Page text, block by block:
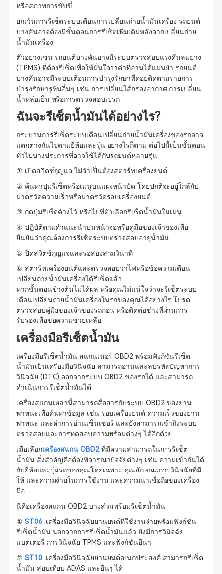
หรือสภาพการขับขี่
ยกเว้นการรีเซ็ตระบบเตือนการเปลี่ยนถ่ายน้ำมันเครื่อง รถยนต์
บางคันอาจต้องมีขั้นตอนการรีเซ็ตเพิ่มเติมหลังจากเปลี่ยนถ่าย
น้ำมันเครื่อง
ตัวอย่างเช่น รถยนต์บางคันอาจมีระบบตรวจสอบแรงดันลมยาง
(TPMS) ที่ต้องรีเซ็ตเพื่อให้มั่นใจว่าค่าที่อ่านได้แม่นยำ รถยนต์
บางคันอาจมีระบบเตือนการบำรุงรักษาที่คอยติดตามรายการ
บำรุงรักษารูทีนอื่นๆ เช่น การเปลี่ยนไส้กรองอากาศ การเปลี่ยน
น้ำหล่อเย็น หรือการตรวจสอบเบรก
ฉันจะรีเซ็ตน้ำมันได้อย่างไร?
กระบวนการรีเซ็ตระบบเตือนเปลี่ยนถ่ายน้ำมันเครื่องของรถอาจ
แตกต่างกันไปตามยี่ห้อและรุ่น อย่างไรก็ตาม ต่อไปนี้เป็นขั้นตอน
ทั่วไปบางประการที่อาจใช้ได้กับรถยนต์หลายรุ่น:
① เปิดสวิตช์กุญแจ ไม่จำเป็นต้องสตาร์ทเครื่องยนต์
② ค้นหาปุ่มรีเซ็ตหรือเมนูบนแผงหน้าปัด โดยปกติจะอยู่ใกล้กับ
มาตรวัดความเร็วหรือมาตรวัดรอบเครื่องยนต์
③ กดปุ่มรีเซ็ตค้างไว้ หรือไปที่ตัวเลือกรีเซ็ตน้ำมันในเมนู
④ ปฏิบัติตามคำแนะนำบนหน้าจอหรือคู่มือของเจ้าของเพื่อ
ยืนยันว่าคุณต้องการรีเซ็ตระบบตรวจสอบอายุน้ำมัน
⑤ ปิดสวิตช์กุญแจและรอสองสามวินาที
⑥ สตาร์ทเครื่องยนต์และตรวจสอบว่าไฟหรือข้อความเตือน
เปลี่ยนถ่ายน้ำมันเครื่องได้รีเซ็ตแล้ว
หากขั้นตอนข้างต้นไม่ได้ผล หรือคุณไม่แน่ใจว่าจะรีเซ็ตระบบ
เตือนเปลี่ยนถ่ายน้ำมันเครื่องในรถของคุณได้อย่างไร โปรด
ตรวจสอบคู่มือของเจ้าของรถก่อน หรือติดต่อช่างที่ผ่านการ
รับรองเพื่อขอความช่วยเหลือ
เครื่องมือรีเซ็ตน้ำมัน
เครื่องมือรีเซ็ตน้ำมัน สแกนเนอร์ OBD2 พร้อมฟังก์ชันรีเซ็ต
น้ำมันเป็นเครื่องมือวินิจฉัย สามารถอ่านและลบรหัสปัญหาการ
วินิจฉัย (DTC) ออกจากระบบ OBD2 ของรถได้ และสามารถ
ดำเนินการรีเซ็ตน้ำมันได้
เครื่องสแกนเหล่านี้สามารถสื่อสารกับระบบ OBD2 ของยาน
พาหนะเพื่อค้นหาข้อมูล เช่น รอบเครื่องยนต์ ความเร็วของยาน
พาหนะ และค่าการอ่านเซ็นเซอร์ และยังสามารถเข้าถึงระบบ
ตรวจสอบและการทดสอบความพร้อมต่างๆ ได้อีกด้วย
เมื่อเลือกเครื่องสแกน OBD2ที่มีความสามารถในการรีเซ็ต
น้ำมัน สิ่งสำคัญคือต้องพิจารณาปัจจัยต่างๆ เช่น ความเข้ากันได้
กับยี่ห้อและรุ่นรถของคุณโดยเฉพาะ คุณลักษณะการวินิจฉัยที่มี
ให้ และความง่ายในการใช้งาน และความน่าเชื่อถือของเครื่อง
มือ
นี่คือเครื่องสแกน OBD2 บางส่วนพร้อมรีเซ็ตน้ำมัน:
① ST06: เครื่องมือวินิจฉัยยานยนต์ที่ใช้งานง่ายพร้อมฟังก์ชัน
รีเซ็ตน้ำมัน นอกจากการรีเซ็ตน้ำมันแล้ว ยังมีการวินิจฉัย
แบตเตอรี่ การวินิจฉัย TPMS และฟังก์ชันอื่นๆ
② ST10: เครื่องมือวินิจฉัยยานยนต์อเนกประสงค์ สามารถรีเซ็ต
น้ำมัน สอบเทียบ ADAS และอื่นๆ ได้